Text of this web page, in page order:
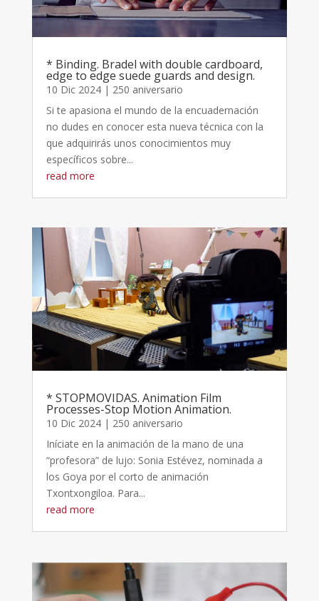
* Binding. Bradel with double cardboard,
edge to edge suede guards and design.
10 Dic 2024| 250 aniversario
Si te apasiona el mundo de la encuadernación
no dudes en conocer esta nueva técnica con la
que adquirirás unos conocimientos muy
específicos sobre...
read more
* STOPMOVIDAS. Animation Film
Processes-Stop Motion Animation.
10 Dic 2024| 250 aniversario
Iníciate en la animación de la mano de una
“profesora” de lujo: Sonia Estévez, nominada a
los Goya por el corto de animación
Txontxongiloa. Para...
read more